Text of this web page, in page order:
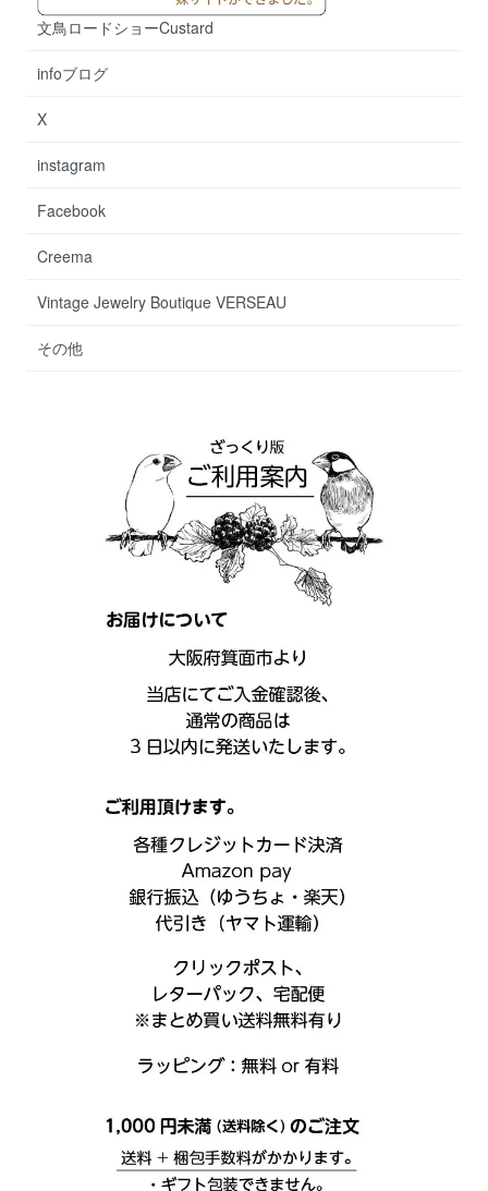
文鳥ロードショーCustard
infoブログ
X
instagram
Facebook
Creema
Vintage Jewelry Boutique VERSEAU
その他